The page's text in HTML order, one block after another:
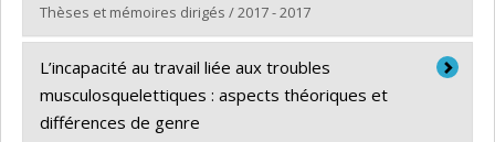
Thèses et mémoires dirigés / 2017 - 2017
Diplômé(e) :Blanchette, Marc-André
Cycle :Doctorat
Diplôme obtenu :Ph. D.
L’incapacité au travail liée aux troubles
musculosquelettiques : aspects théoriques et
différences de genre